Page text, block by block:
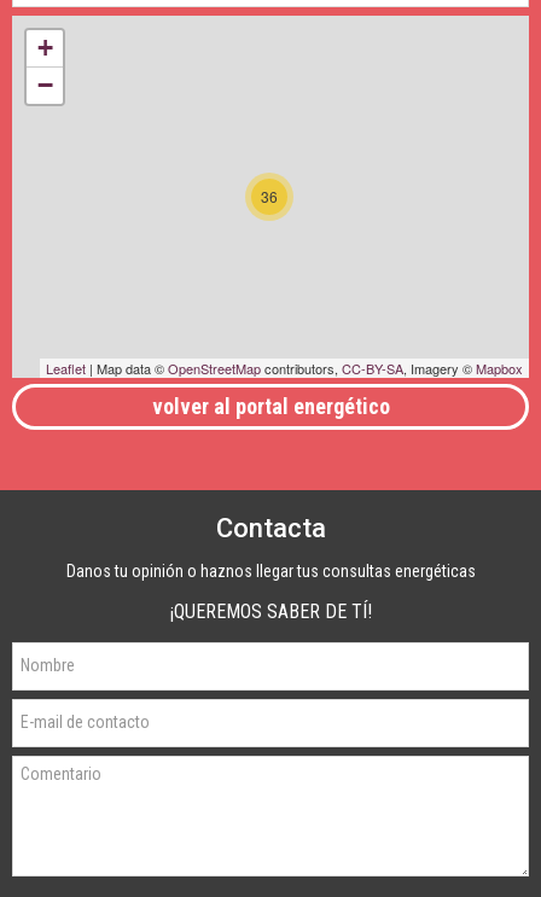
36
+
−
Leaflet | Map data ©OpenStreetMapcontributors, CC-BY-SA, Imagery ©Mapbox
volver al portal energético
Contacta
Danos tu opinión o haznos llegar tus consultas energéticas
¡QUEREMOS SABER DE TÍ!